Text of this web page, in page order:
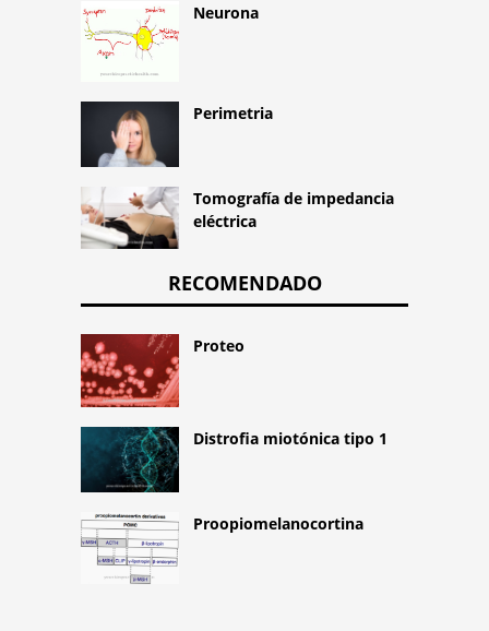
Neurona
Perimetria
Tomografía de impedancia
eléctrica
RECOMENDADO
Proteo
Distrofia miotónica tipo 1
Proopiomelanocortina